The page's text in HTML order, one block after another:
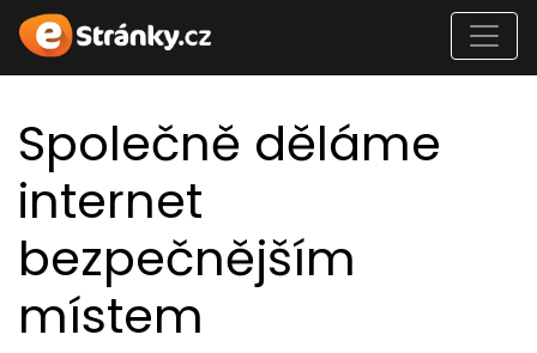
Společně děláme
internet
bezpečnějším
místem